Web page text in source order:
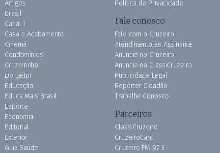
Artigos
Brasil
Canal 1
Casa e Acabamento
Cinema
Condomínios
Cruzeirinho
Do Leitor
Educação
Educa Mais Brasil
Esporte
Economia
Editorial
Exterior
Guia Saúde
Política de Privacidade
Fale conosco
Fale com o Cruzeiro
Atendimento ao Assinante
Anuncie no Cruzeiro
Anuncie no ClassiCruzeiro
Publicidade Legal
Repórter Cidadão
Trabalhe Conosco
Parceiros
ClassiCruzeiro
CruzeiroCard
Cruzeiro FM 92.3